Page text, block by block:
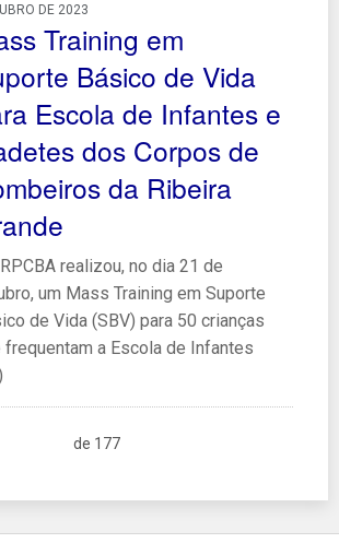
DE 2023
Training em
Básico de Vida
Escola de Infantes e
dos Corpos de
da Ribeira
realizou, no dia 21 de
um Mass Training em Suporte
de Vida (SBV) para 50 crianças
frequentam a Escola de Infantes
de 177